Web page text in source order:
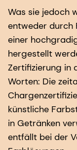
Was sie jedoch
entweder durch
einer
hergestellt
Zertifizierung in
Worten: Die
künstliche
in Getränken
entfällt bei der